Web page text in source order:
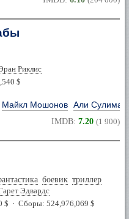
Риклис
$
Майкл Мошонов Али Сулиман
IMDB: 7.20 (1 900)
боевик триллер
Эдвардс
$ · Сборы: 524,976,069 $